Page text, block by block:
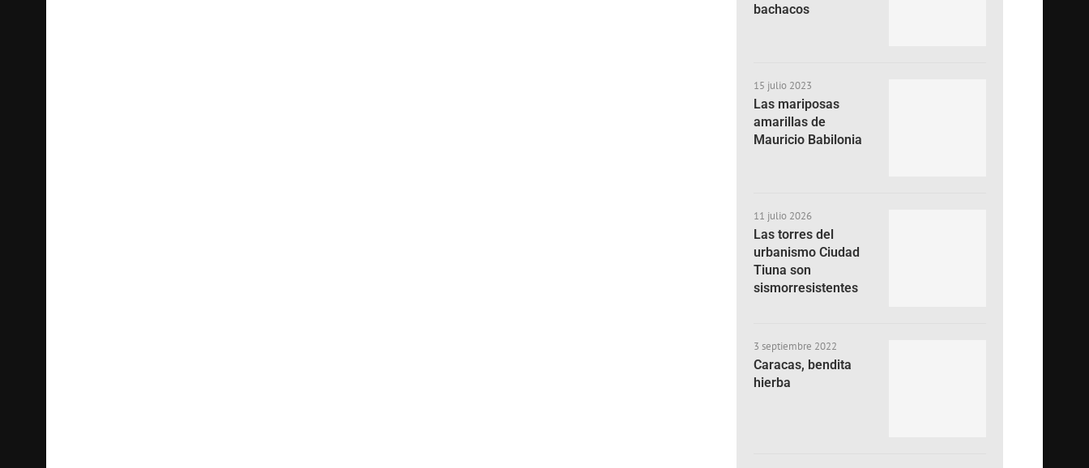
bachacos
15 julio 2023
Las mariposas
amarillas de
Mauricio Babilonia
11 julio 2026
Las torres del
urbanismo Ciudad
Tiuna son
sismorresistentes
3 septiembre 2022
Caracas, bendita
hierba